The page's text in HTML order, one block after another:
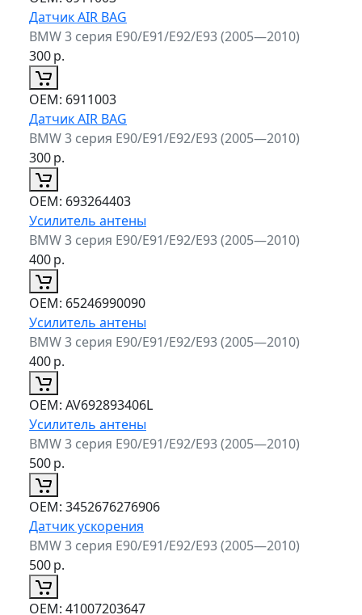
Датчик AIR BAG
BMW 3 серия E90/E91/E92/E93 (2005—2010)
300р.
ОЕМ: 6911003
Датчик AIR BAG
BMW 3 серия E90/E91/E92/E93 (2005—2010)
300р.
ОЕМ: 693264403
Усилитель антены
BMW 3 серия E90/E91/E92/E93 (2005—2010)
400р.
ОЕМ: 65246990090
Усилитель антены
BMW 3 серия E90/E91/E92/E93 (2005—2010)
400р.
ОЕМ: AV692893406L
Усилитель антены
BMW 3 серия E90/E91/E92/E93 (2005—2010)
500р.
ОЕМ: 3452676276906
Датчик ускорения
BMW 3 серия E90/E91/E92/E93 (2005—2010)
500р.
ОЕМ: 41007203647